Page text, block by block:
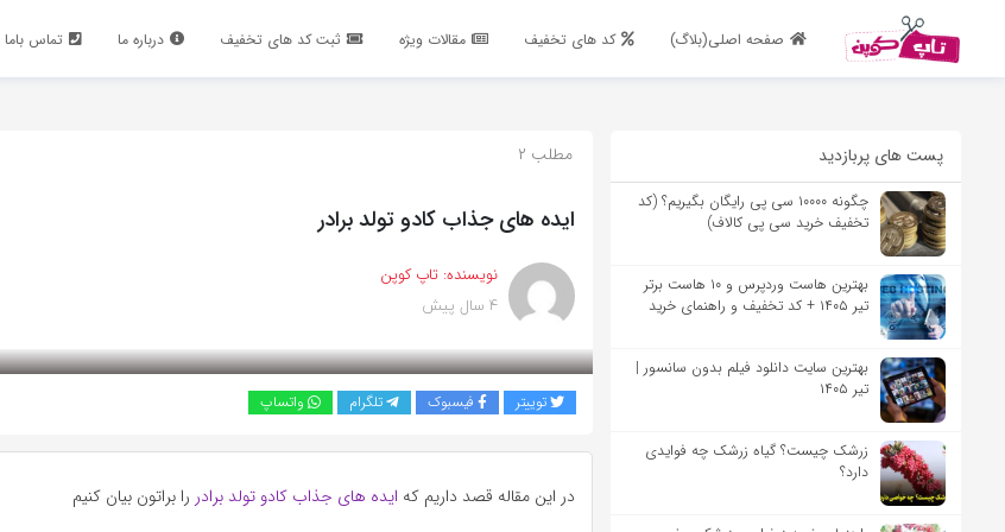
صفحه اصلی(بلاگ) کد های تخفیف مقالات ویژه ثبت کد های تخفیف درباره ما تماس باما اشتراک گذاری
کپی لینک
پست های پربازدید
چگونه ۱۰۰۰۰ سی پی رایگان بگیریم؟ (کد
تخفیف خرید سی پی کالاف)
بهترین هاست وردپرس و ۱۰ هاست برتر
تیر ۱۴۰۵ + کد تخفیف و راهنمای خرید
بهترین سایت دانلود فیلم بدون سانسور |
تیر ۱۴۰۵
زرشک چیست؟ گیاه زرشک چه فوایدی
دارد؟
مطلب ۲
ایده های جذاب کادو تولد برادر
نویسنده: تاپ کوپن
۴ سال پیش
توییتر فیسبوک تلگرام واتساپ
در این مقاله قصد داریم که ایده های جذاب کادو تولد برادر را براتون بیان کنیم